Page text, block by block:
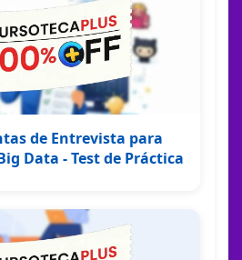
de Entrevista para
Data - Test de Práctica